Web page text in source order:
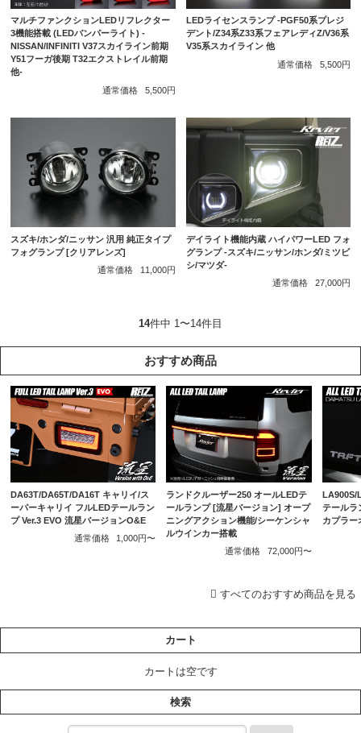
マルチファンクションLEDリフレクター
3機能搭載 (LEDバンパーライト) -
NISSAN/INFINITI V37スカイライン前期
Y51フーガ後期 T32エクストレイル前期
他-
通常価格
5,500円
LEDライセンスランプ -PGF50系プレジ
デント/Z34系Z33系フェアレディZ/V36系
V35系スカイライン 他
通常価格
5,500円
スズキ/ホンダ/ニッサン 汎用 純正タイプ
フォグランプ [クリアレンズ]
通常価格
11,000円
デイライト機能内蔵 ハイパワーLED フォ
グランプ -スズキ/ニッサン/ホンダ/ミツビ
シ/マツダ-
通常価格
27,000円
14件中 1〜14件目
おすすめ商品
DA63T/DA65T/DA16T キャリイ/ス
ーパーキャリイ フルLEDテールラン
プ Ver.3 EVO 流星バージョンO&E
通常価格
1,000円〜
ランドクルーザー250 オールLEDテ
ールランプ [流星バージョン] オープ
ニングアクション機能/シーケンシャ
ルウインカー搭載
通常価格
72,000円〜
LA900S/
テールラ
カプラー
すべてのおすすめ商品を見る
カート
カートは空です
検索